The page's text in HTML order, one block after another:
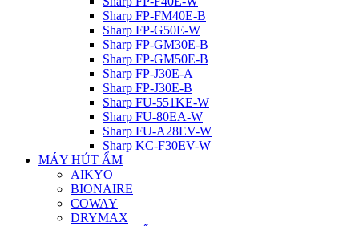
Sharp FP-FM40E-B
Sharp FP-G50E-W
Sharp FP-GM30E-B
Sharp FP-GM50E-B
Sharp FP-J30E-A
Sharp FP-J30E-B
Sharp FU-551KE-W
Sharp FU-80EA-W
Sharp FU-A28EV-W
Sharp KC-F30EV-W
MÁY HÚT ẨM
AIKYO
BIONAIRE
COWAY
DRYMAX